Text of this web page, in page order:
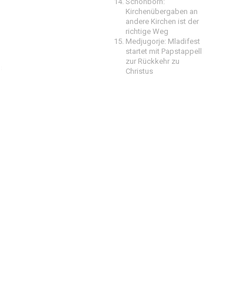
Kirchenübergaben an
andere Kirchen ist der
richtige Weg
Medjugorje: Mladifest
startet mit Papstappell
zur Rückkehr zu
Christus